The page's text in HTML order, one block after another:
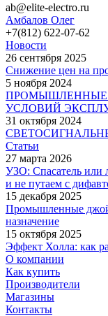
ab@elite-electro.ru
Амбалов Олег
+7(812) 622-07-62
Новости
26 сентября 2025
Снижение цен на
5 ноября 2024
ПРОМЫШЛЕННЫЕ
УСЛОВИЙ
31 октября 2024
Статьи
27 марта 2026
УЗО: Спасатель или
и не путаем с
15 декабря 2025
Промышленные
назначение
15 октября 2025
Эффект Холла: как
О компании
Как купить
Производители
Магазины
Контакты